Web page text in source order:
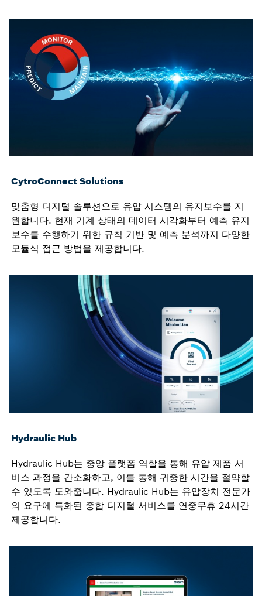
CytroConnect Solutions
맞춤형 디지털 솔루션으로 유압 시스템의 유지보수를 지
원합니다. 현재 기계 상태의 데이터 시각화부터 예측 유지
보수를 수행하기 위한 규칙 기반 및 예측 분석까지 다양한
모듈식 접근 방법을 제공합니다.
Hydraulic Hub
Hydraulic Hub는 중앙 플랫폼 역할을 통해 유압 제품 서
비스 과정을 간소화하고, 이를 통해 귀중한 시간을 절약할
수 있도록 도와줍니다. Hydraulic Hub는 유압장치 전문가
의 요구에 특화된 종합 디지털 서비스를 연중무휴 24시간
제공합니다.